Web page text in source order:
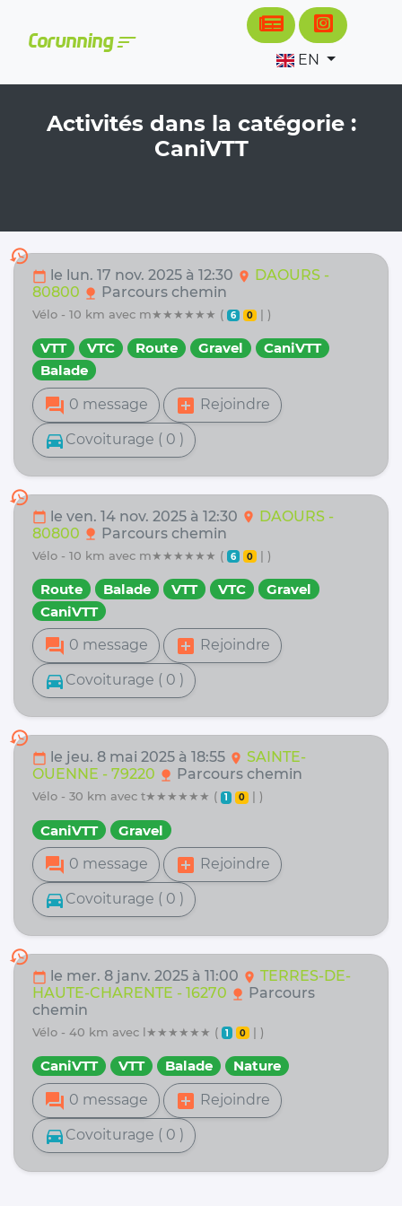
Corunningsort
EN
Activités dans la catégorie :
CaniVTT
history
calendar_today le lun. 17 nov. 2025 à 12:30 location_on DAOURS -
80800 nature Parcours chemin
vélo - 10 km avec m★★★★★★ ( 6 0 | )
VTT VTC Route Gravel
CaniVTT
Balade
forum 0 message add_box Rejoindre
directions_car Covoiturage ( 0 )
history
calendar_today le ven. 14 nov. 2025 à 12:30 location_on DAOURS -
80800 nature Parcours chemin
vélo - 10 km avec m★★★★★★ ( 6 0 | )
Route Balade VTT VTC
Gravel
CaniVTT
forum 0 message add_box Rejoindre
directions_car Covoiturage ( 0 )
history
calendar_today le jeu. 8 mai 2025 à 18:55 location_on SAINTE-
OUENNE - 79220 nature Parcours chemin
vélo - 30 km avec t★★★★★★ ( 1 0 | )
CaniVTT Gravel
forum 0 message add_box Rejoindre
directions_car Covoiturage ( 0 )
history
calendar_today le mer. 8 janv. 2025 à 11:00 location_on TERRES-DE-
HAUTE-CHARENTE - 16270 nature Parcours
chemin
vélo - 40 km avec l★★★★★★ ( 1 0 | )
CaniVTT VTT Balade Nature
forum 0 message add_box Rejoindre
directions_car Covoiturage ( 0 )